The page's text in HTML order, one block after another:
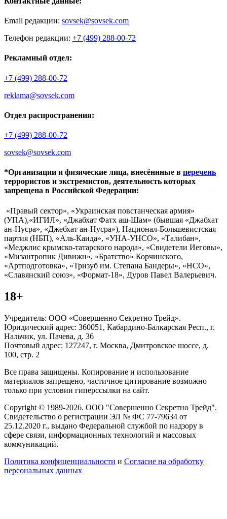
Email редакции: sovsek@sovsek.com
Телефон редакции: +7 (499) 288-00-72
Рекламный отдел:
+7 (499) 288-00-72
reklama@sovsek.com
Отдел распространения:
+7 (499) 288-00-72
sovsek@sovsek.com
*Организации и физические лица, внесённные в перечень
террористов и экстремистов, деятельность которых
запрещена в Российской Федерации:
«Правый сектор», «Украинская повстанческая армия»
(УПА),«ИГИЛ», «Джабхат Фатх аш-Шам» (бывшая «Джабхат
ан-Нусра», «Джебхат ан-Нусра»), Национал-Большевистская
партия (НБП), «Аль-Каида», «УНА-УНСО», «Талибан»,
«Меджлис крымско-татарского народа», «Свидетели Иеговы»,
«Мизантропик Дивижн», «Братство» Корчинского,
«Артподготовка», «Тризуб им. Степана Бандеры», «НСО»,
«Славянский союз», «Формат-18», Дуров Павел Валерьевич.
18+
Учредитель: ООО «Совершенно Секретно Трейд».
Юридический адрес: 360051, Кабардино-Балкарская Респ., г.
Нальчик, ул. Пачева, д. 36
Почтовый адрес: 127247, г. Москва, Дмитровское шоссе, д.
100, стр. 2
Все права защищены. Копирование и использование
материалов запрещено, частичное цитирование возможно
только при условии гиперссылки на сайт.
Copyright © 1989-2026. ООО "Совершенно Секретно Трейд".
Свидетельство о регистрации ЭЛ № ФС 77-79634 от
25.12.2020 г., выдано Федеральной службой по надзору в
сфере связи, информационных технологий и массовых
коммуникаций.
Политика конфиценциальности и Согласие на обработку
персональных данных